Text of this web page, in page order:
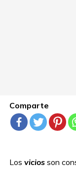
Comparte
Losvicios son